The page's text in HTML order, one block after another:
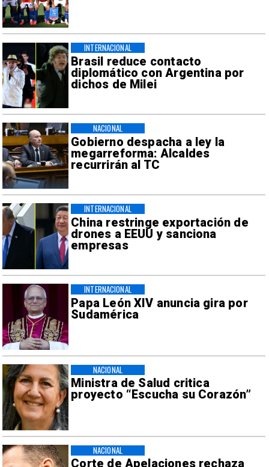
Brasil reduce contacto
diplomático con Argentina por
dichos de Milei
INTERNACIONAL
Gobierno despacha a ley la
megarreforma: Alcaldes
recurrirán al TC
NACIONAL
China restringe exportación de
drones a EEUU y sanciona
empresas
INTERNACIONAL
Papa León XIV anuncia gira por
Sudamérica
INTERNACIONAL
Ministra de Salud critica
proyecto “Escucha su Corazón”
NACIONAL
Corte de Apelaciones rechaza
NACIONAL